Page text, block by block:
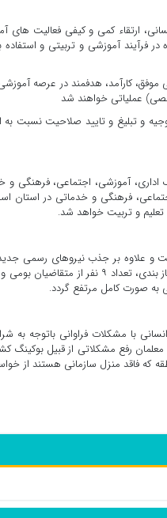
ارتقاء کمی و کیفی فعالیت های
آموزشی و تربیتی و استفاده
کارآمد، هدفمند در عرصه آموزشی
عملیاتی خواهند شد
و تبلیغ و تایید صلاحیت نسبت
آموزشی، اجتماعی، فرهنگی و
فرهنگی و خدماتی در استان
و تربیت خواهد شد.
و علاوه بر جذب نیروهای رسمی
بوده اند با تلاش و پیگیری مستمر این اداره بر اساس نیاز و
به صورت کامل مرتفع گردد.
با مشکلات فراوانی باتوجه به
رفع مشکلاتی از قبیل بوکینگ
به معلمان ورودی به منطقه که فاقد منزل سازمانی